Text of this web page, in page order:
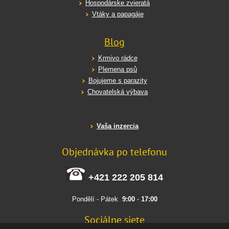
Hospodárske zvieratá
Vtáky a papagáje
Blog
Krmivo rádce
Plemena psů
Bojujeme s parazity
Chovatelská výbava
Vaša inzercia
Objednávka po telefonu
+421 222 205 814
Pondělí - Pátek 9:00- 17:00
Sociálne siete